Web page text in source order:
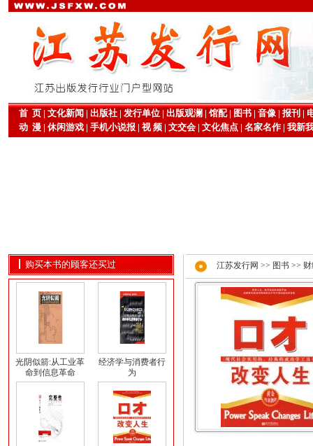
首 页| 文化新闻 | 出版社| 发行单位| 出版观澜 | 馆配| 图书| 音像| 报刊 |
动 漫| 休闲游戏| 手机小说报| 视 频| 文交会| 文化焦点| 名家名作| 我新
购买本书的顾客还买过
光阴似箭:从工业革
命到信息革命
经济学与消费者行
为
江苏发行网 >> 图书 >>